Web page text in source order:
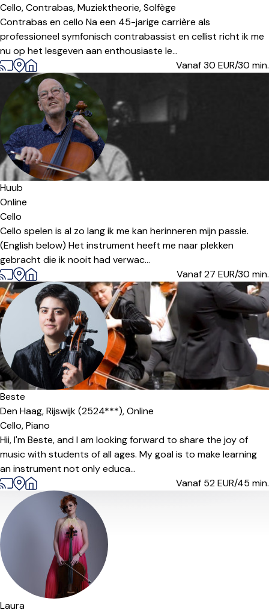
Cello,Contrabas,Muziektheorie,Solfège
Contrabas en cello Na een 45-jarige carrière als
professioneel symfonisch contrabassist en cellist richt ik me
nu op het lesgeven aan enthousiaste le...
Vanaf 30 EUR/30 min.
Huub
Online
Cello
Cello spelen is al zo lang ik me kan herinneren mijn passie.
(English below) Het instrument heeft me naar plekken
gebracht die ik nooit had verwac...
Vanaf 27 EUR/30 min.
Beste
Den Haag, Rijswijk (2524***),Online
Cello,Piano
Hii, I'm Beste, and I am looking forward to share the joy of
music with students of all ages. My goal is to make learning
an instrument not only educa...
Vanaf 52EUR/45 min.
Laura